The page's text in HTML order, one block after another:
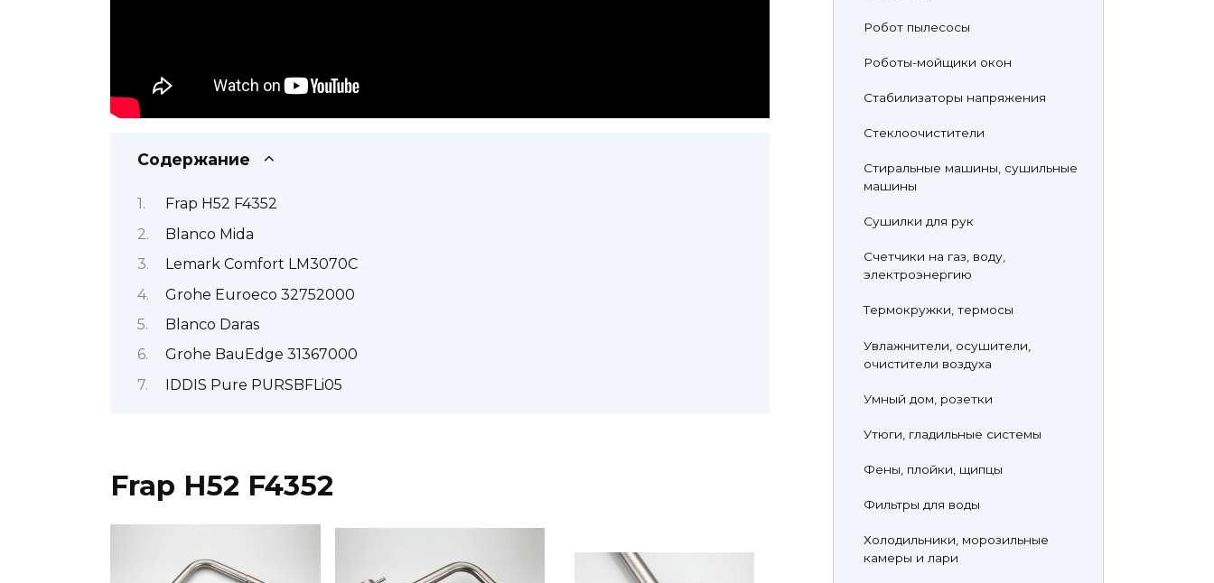
Содержание
Frap H52 F4352
Blanco Mida
Lemark Comfort LM3070C
Grohe Euroeco 32752000
Blanco Daras
Grohe BauEdge 31367000
IDDIS Pure PURSBFLi05
Frap H52 F4352
Робот пылесосы
Роботы-мойщики окон
Стабилизаторы напряжения
Стеклоочистители
Стиральные машины, сушильные
машины
Сушилки для рук
Счетчики на газ, воду,
электроэнергию
Термокружки, термосы
Увлажнители, осушители,
очистители воздуха
Умный дом, розетки
Утюги, гладильные системы
Фены, плойки, щипцы
Фильтры для воды
Холодильники, морозильные
камеры и лари